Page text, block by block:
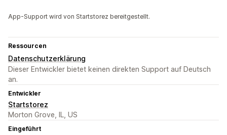
App-Support wird von Startstorez bereitgestellt.
Ressourcen
Datenschutzerklärung
Dieser Entwickler bietet keinen direkten Support auf Deutsch
an.
Entwickler
Startstorez
Morton Grove, IL, US
Eingeführt